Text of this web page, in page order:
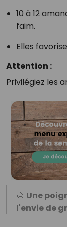
10 à 12
faim.
Elles
Attention :
Privilégiez les
🌰 Une
l'envie de